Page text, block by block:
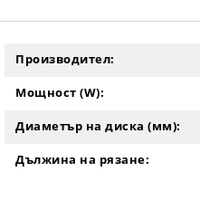
Производител:
Мощност (W):
Диаметър на диска (мм):
Дължина на рязане: